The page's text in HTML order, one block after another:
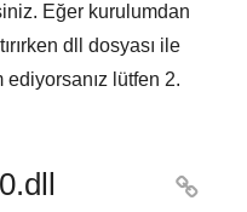
Eğer kurulumdan
dll dosyası ile
lütfen 2.
